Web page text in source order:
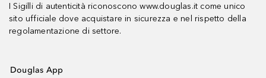
I Sigilli di autenticità riconoscono www.douglas.it come unico
sito ufficiale dove acquistare in sicurezza e nel rispetto della
regolamentazione di settore.
Douglas App